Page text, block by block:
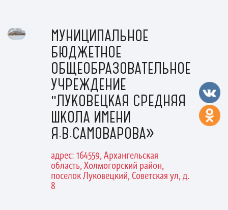
МУНИЦИПАЛЬНОЕ
БЮДЖЕТНОЕ
ОБЩЕОБРАЗОВАТЕЛЬНОЕ
УЧРЕЖДЕНИЕ
"ЛУКОВЕЦКАЯ СРЕДНЯЯ
ШКОЛА ИМЕНИ
Я.В.САМОВАРОВА»
адрес: 164559, Архангельская
область, Холмогорский район,
поселок Луковецкий, Советская ул, д.
8